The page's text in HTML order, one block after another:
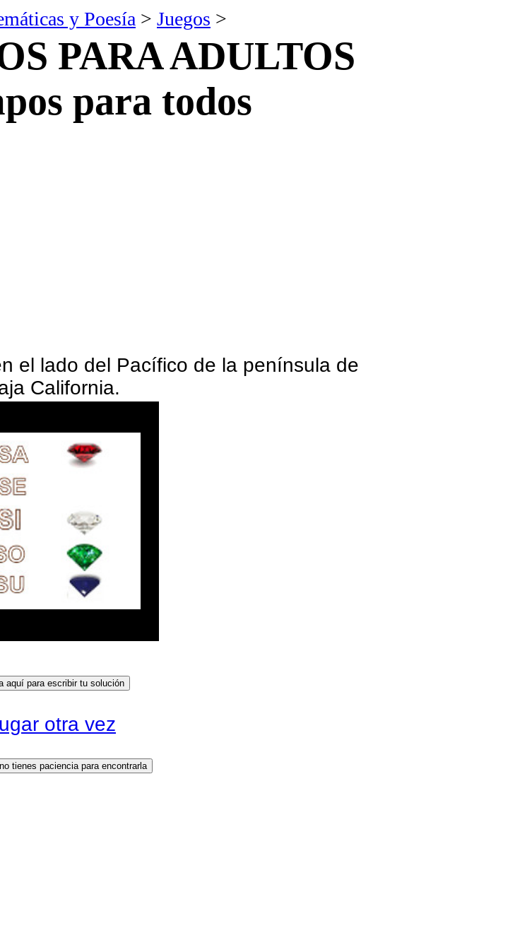
y Poesía > Juegos >
PARA ADULTOS
para todos
el lado del Pacífico de la península de
California.
otra vez